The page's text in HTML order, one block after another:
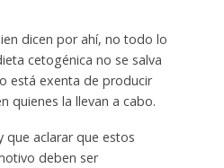
dicen por ahí, no todo lo
cetogénica no se salva
está exenta de producir
quienes la llevan a cabo.
que aclarar que estos
deben ser